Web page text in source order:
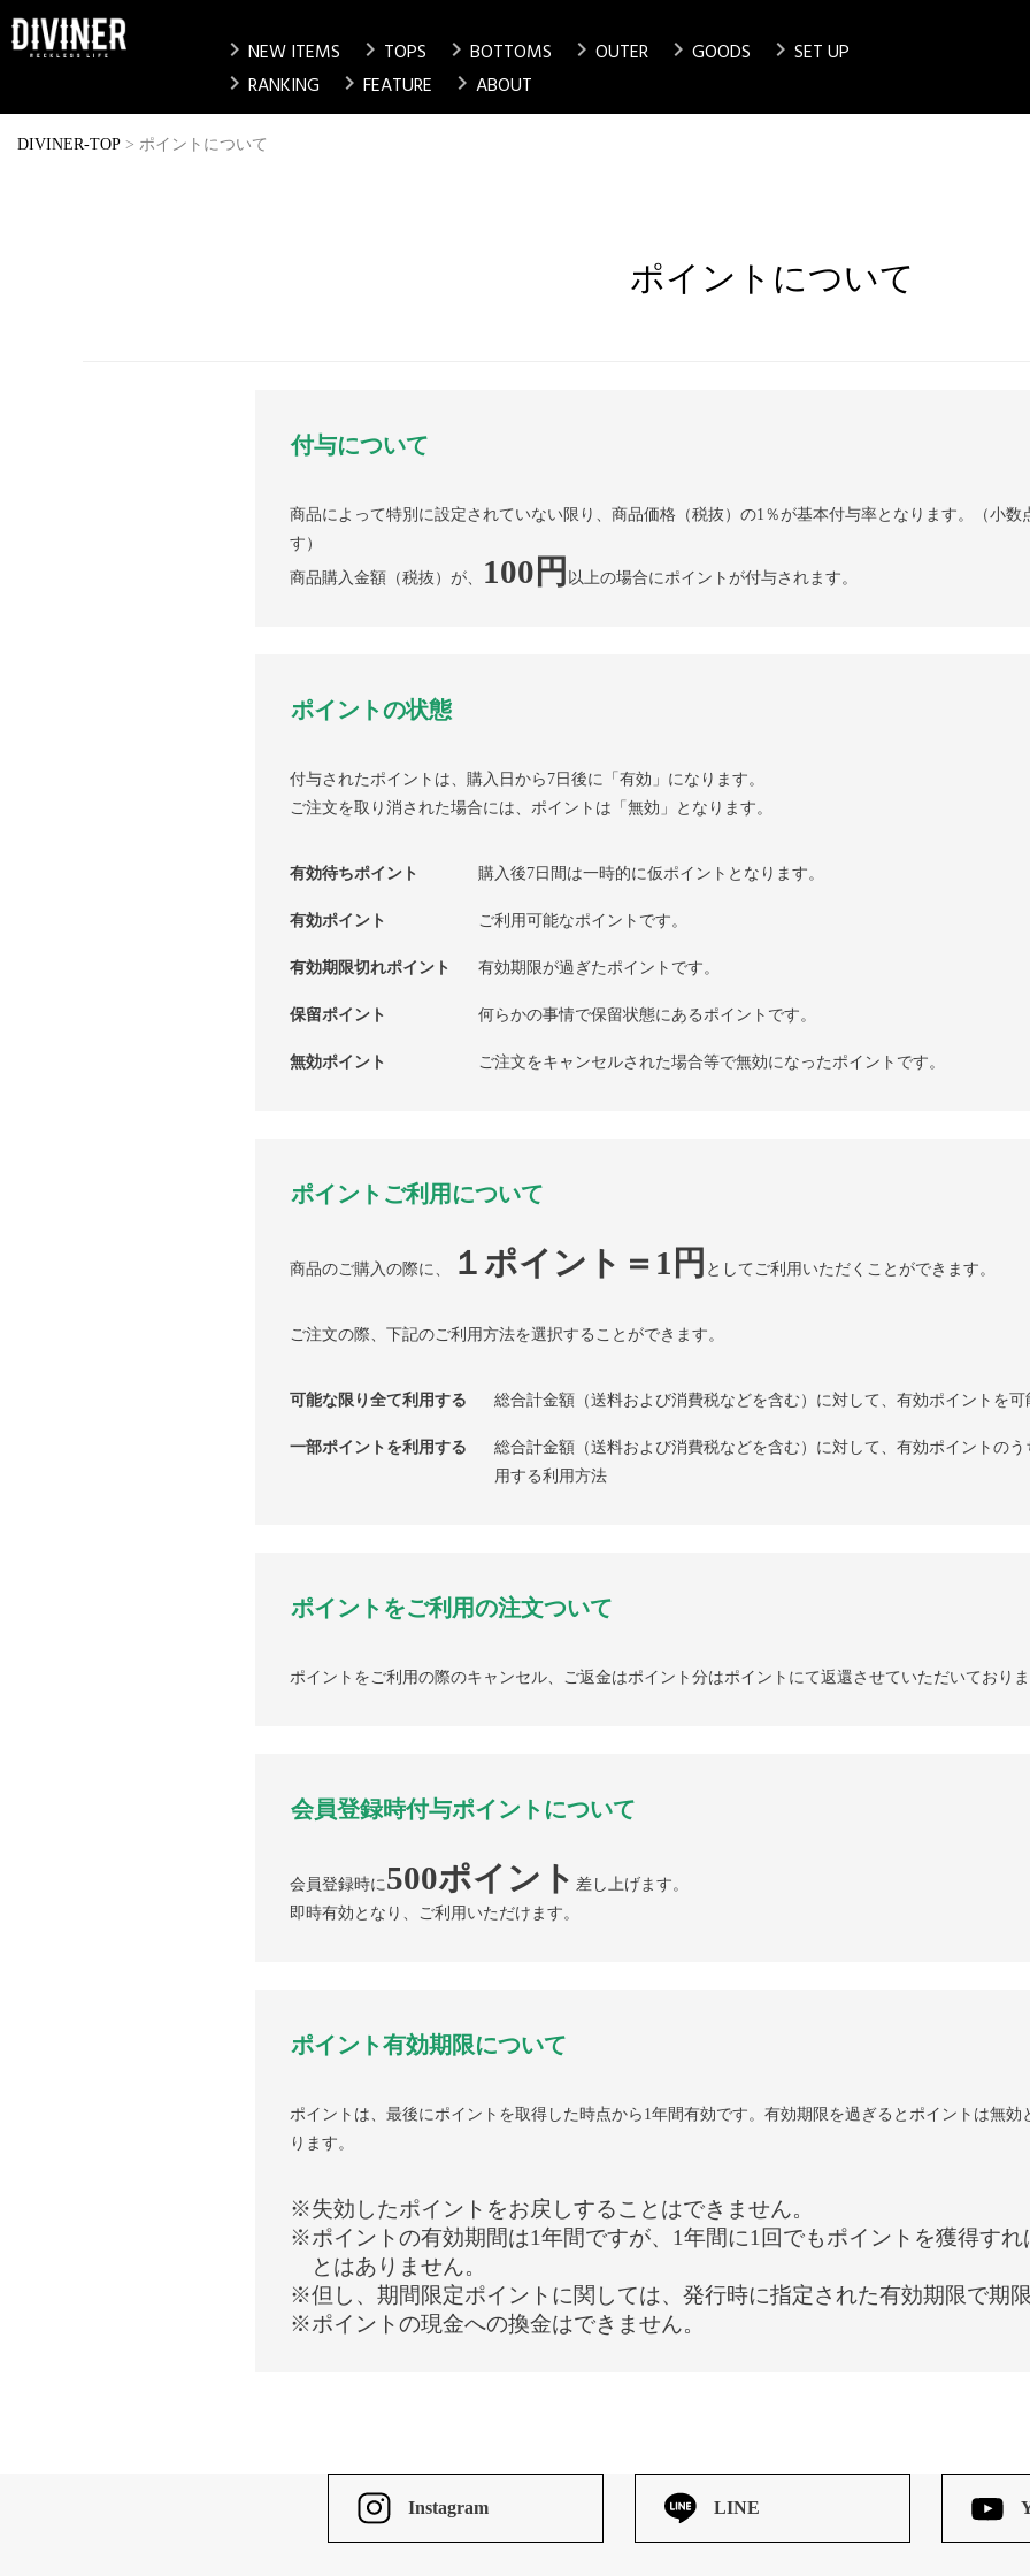
chevron_right NEW ITEMS chevron_right TOPS chevron_right BOTTOMS chevron_right OUTER chevron_right GOODS chevron_right SET UP
chevron_right RANKING chevron_right FEATURE chevron_right ABOUT
DIVINER-TOP ポイントについて
ポイントについて
付与について
商品によって特別に設定されていない限り、商品価格（税抜）の1％が基本付与率となります。（小数
す）
商品購入金額（税抜）が、
100円 以上の場合にポイントが付与されます。
ポイントの状態
付与されたポイントは、購入日から7日後に「有効」になります。
ご注文を取り消された場合には、ポイントは「無効」となります。
有効待ちポイント 購入後7日間は一時的に仮ポイントとなります。
有効ポイント ご利用可能なポイントです。
有効期限切れポイント 有効期限が過ぎたポイントです。
保留ポイント 何らかの事情で保留状態にあるポイントです。
無効ポイント ご注文をキャンセルされた場合等で無効になったポイントです。
ポイントご利用について
商品のご購入の際に、 １ポイント＝1円 としてご利用いただくことができます。
ご注文の際、下記のご利用方法を選択することができます。
可能な限り全て利用する 総合計金額（送料および消費税などを含む）に対して、有効ポイントを
一部ポイントを利用する
総合計金額（送料および消費税などを含む）に対して、有効ポイントの
用する利用方法
ポイントをご利用の注文ついて
ポイントをご利用の際のキャンセル、ご返金はポイント分はポイントにて返還させていただいておりま
会員登録時付与ポイントについて
会員登録時に500ポイント 差し上げます。
即時有効となり、ご利用いただけます。
ポイント有効期限について
ポイントは、最後にポイントを取得した時点から1年間有効です。有効期限を過ぎるとポイントは無効
ります。
失効したポイントをお戻しすることはできません。
ポイントの有効期間は1年間ですが、1年間に1回でもポイントを獲得すれ
とはありません。
但し、期間限定ポイントに関しては、発行時に指定された有効期限で期
ポイントの現金への換金はできません。
Instagram LINE